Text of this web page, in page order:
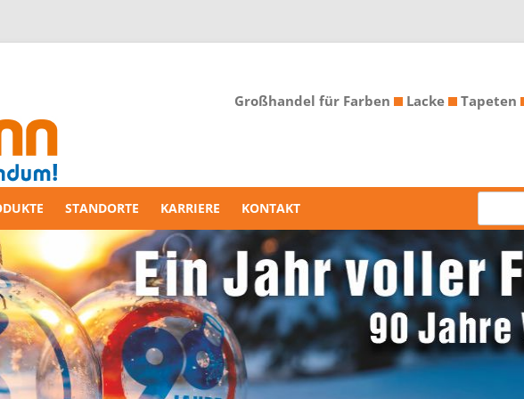
Großhandel für Farben Lacke Tapeten
STANDORTE KARRIERE KONTAKT